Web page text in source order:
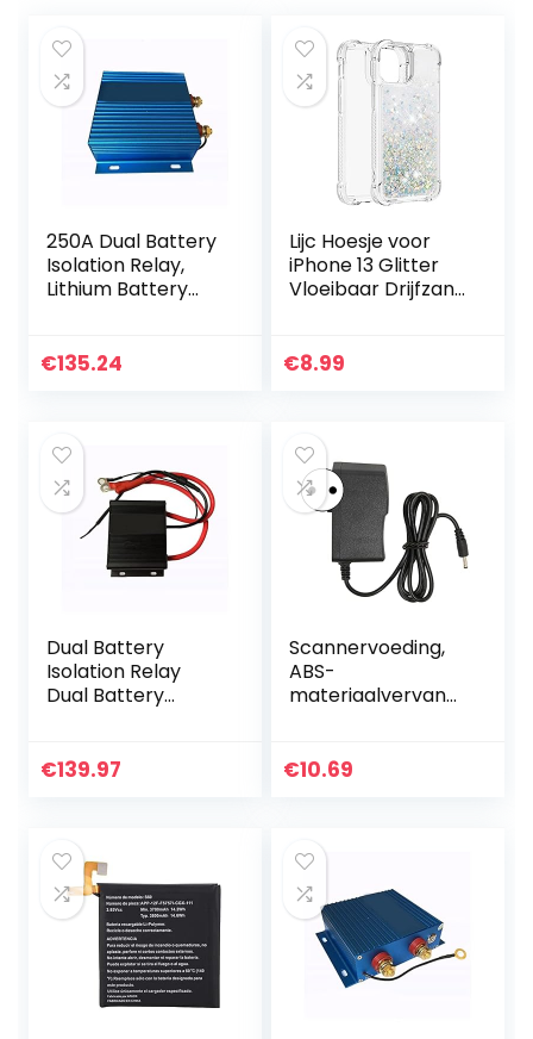
250A Dual Battery
Isolation Relay,
Lithium Battery
Isolation
€135.24
Lijc Hoesje voor
iPhone 13 Glitter
Vloeibaar Drijfzand
TPU Bumper
€8.99
Dual Battery
Isolation Relay
Dual Battery
huidige kleine
€139.97
Scannervoeding,
ABS-
materiaalvervang
dapter voor
€10.69